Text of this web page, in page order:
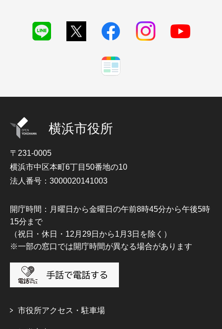
横浜市役所
〒231-0005
横浜市中区本町6丁目50番地の10
法人番号：3000020141003
開庁時間：月曜日から金曜日の午前8時45分から午後5時
15分まで
（祝日・休日・12月29日から1月3日を除く）
※一部の窓口では開庁時間が異なる場合があります
市役所アクセス・駐車場